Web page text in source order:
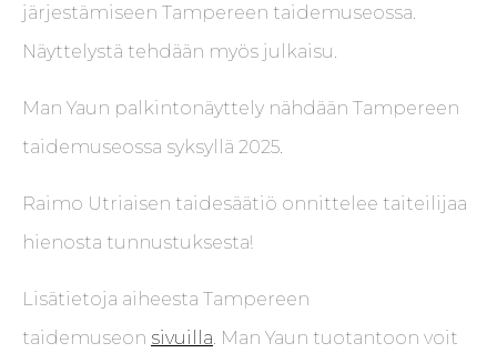
järjestämiseen Tampereen taidemuseossa.
Näyttelystä tehdään myös julkaisu.
Man Yaun palkintonäyttely nähdään Tampereen
taidemuseossa syksyllä 2025.
Raimo Utriaisen taidesäätiö onnittelee taiteilijaa
hienosta tunnustuksesta!
Lisätietoja aiheesta Tampereen
taidemuseon sivuilla . Man Yaun tuotantoon voit